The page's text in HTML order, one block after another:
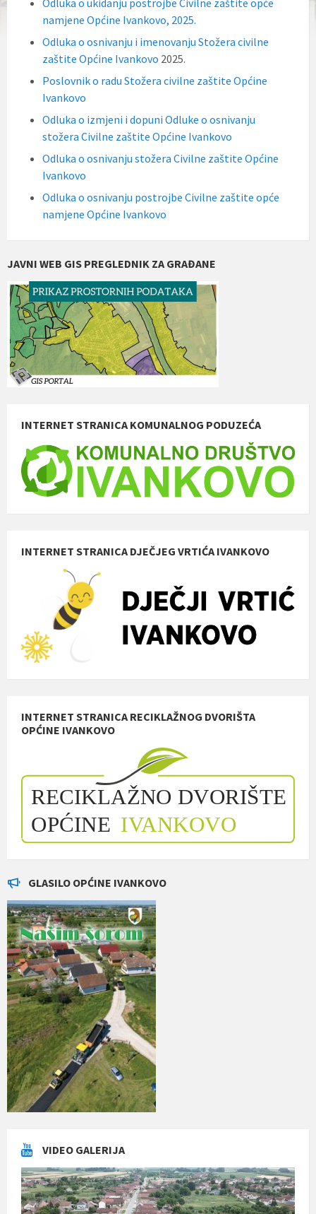
Odluka o ukidanju postrojbe Civilne zaštite opće
namjene Općine Ivankovo, 2025.
Odluka o osnivanju i imenovanju Stožera civilne
zaštite Općine Ivankovo 2025.
Poslovnik o radu Stožera civilne zaštite Općine
Ivankovo
Odluka o izmjeni i dopuni Odluke o osnivanju
stožera Civilne zaštite Općine Ivankovo
Odluka o osnivanju stožera Civilne zaštite Općine
Ivankovo
Odluka o osnivanju postrojbe Civilne zaštite opće
namjene Općine Ivankovo
JAVNI WEB GIS PREGLEDNIK ZA GRAĐANE
INTERNET STRANICA KOMUNALNOG PODUZEĆA
INTERNET STRANICA DJEČJEG VRTIĆA IVANKOVO
INTERNET STRANICA RECIKLAŽNOG DVORIŠTA
OPĆINE IVANKOVO
GLASILO OPĆINE IVANKOVO
VIDEO GALERIJA